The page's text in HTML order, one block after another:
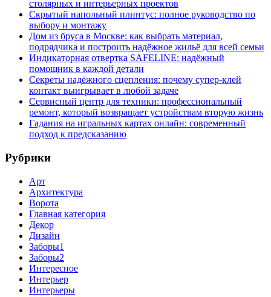
столярных и интерьерных проектов
Скрытый напольный плинтус: полное руководство по
выбору и монтажу
Дом из бруса в Москве: как выбрать материал,
подрядчика и построить надёжное жильё для всей семьи
Индикаторная отвертка SAFELINE: надёжный
помощник в каждой детали
Секреты надёжного сцепления: почему супер‑клей
контакт выигрывает в любой задаче
Сервисный центр для техники: профессиональный
ремонт, который возвращает устройствам вторую жизнь
Гадания на игральных картах онлайн: современный
подход к предсказанию
Рубрики
Арт
Архитектура
Ворота
Главная категория
Декор
Дизайн
Заборы1
Заборы2
Интересное
Интерьер
Интерьеры